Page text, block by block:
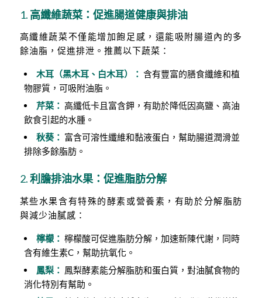
1. 高纖維蔬菜：促進腸道健康與排油
高纖維蔬菜不僅能增加飽足感，還能吸附腸道內的多
餘油脂，促進排泄。推薦以下蔬菜：
木耳（黑木耳、白木耳）： 含有豐富的膳食纖維和植
物膠質，可吸附油脂。
芹菜： 高纖低卡且富含鉀，有助於降低因高鹽、高油
飲食引起的水腫。
秋葵： 富含可溶性纖維和黏液蛋白，幫助腸道潤滑並
排除多餘脂肪。
2.利膽排油水果：促進脂肪分解
某些水果含有特殊的酵素或營養素，有助於分解脂肪
與減少油膩感：
檸檬： 檸檬酸可促進脂肪分解，加速新陳代謝，同時
含有維生素C，幫助抗氧化。
鳳梨： 鳳梨酵素能分解脂肪和蛋白質，對油膩食物的
消化特別有幫助。